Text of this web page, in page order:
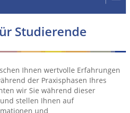
Studierende
Ihnen wertvolle Erfahrungen
der Praxisphasen Ihres
wir Sie während dieser
stellen Ihnen auf
und